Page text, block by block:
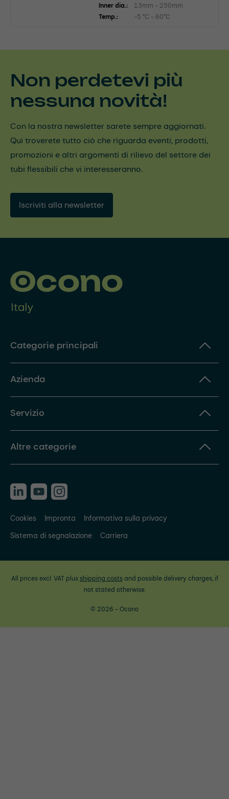
Inner dia.:
13mm - 250mm
Temp.:
-5 °C - 60°C
Non perdetevi più
nessuna novità!
Con la nostra newsletter sarete sempre aggiornati.
Qui troverete tutto ciò che riguarda eventi, prodotti,
promozioni e altri argomenti di rilievo del settore dei
tubi flessibili che vi interesseranno.
Iscriviti alla newsletter
Categorie principali
Azienda
Servizio
Altre categorie
Cookies Impronta
Informativa sulla privacy
Sistema di segnalazione
Carriera
All prices excl. VAT plus shipping costsand possible delivery charges, if
not stated otherwise.
© 2026 - Ocono